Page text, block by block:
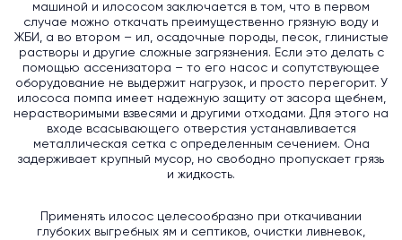
машиной и илососом заключается в том, что в первом
случае можно откачать преимущественно грязную воду и
ЖБИ, а во втором – ил, осадочные породы, песок, глинистые
растворы и другие сложные загрязнения. Если это делать с
помощью ассенизатора – то его насос и сопутствующее
оборудование не выдержит нагрузок, и просто перегорит. У
илососа помпа имеет надежную защиту от засора щебнем,
нерастворимыми взвесями и другими отходами. Для этого на
входе всасывающего отверстия устанавливается
металлическая сетка с определенным сечением. Она
задерживает крупный мусор, но свободно пропускает грязь
и жидкость.
Применять илосос целесообразно при откачивании
глубоких выгребных ям и септиков, очистки ливневок,